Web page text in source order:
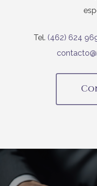
Tel. (462) 624